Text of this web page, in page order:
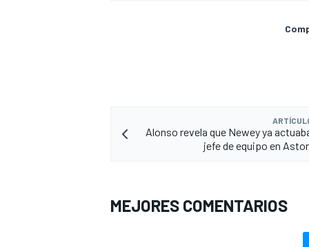
Alonso revela que Newey ya
jefe de equipo en
MEJORES COMENTARIOS